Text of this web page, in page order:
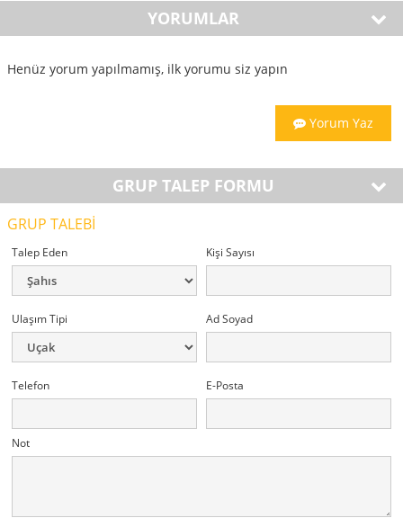
YORUMLAR
Henüz yorum yapılmamış, ilk yorumu siz yapın
Yorum Yaz
GRUP TALEP FORMU
GRUP TALEBİ
Talep Eden Kişi Sayısı
Ulaşım Tipi Ad Soyad
Telefon E-Posta
Not